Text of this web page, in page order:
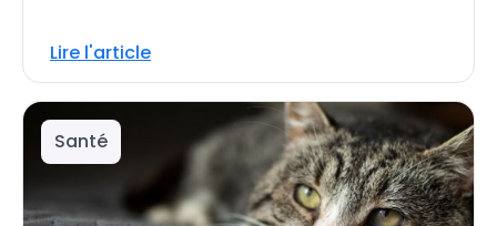
Lire l'article
Santé